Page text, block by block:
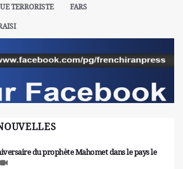
TERRORISTE
FARS
du prophète Mahomet dans le pays le